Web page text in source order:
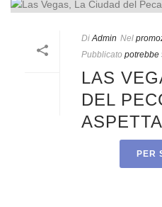
Di Admin Nel
Pubblicato potrebbe
LAS
DEL
PER